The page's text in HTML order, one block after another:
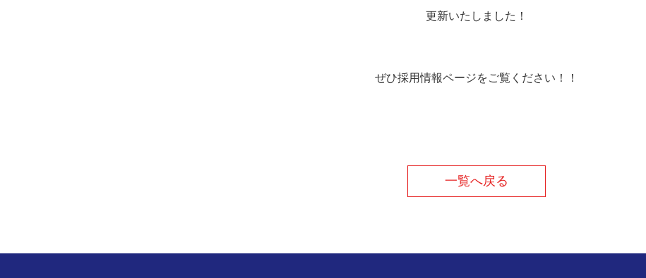
更新いたしました！
ぜひ採用情報ページをご覧ください！！
一覧へ戻る